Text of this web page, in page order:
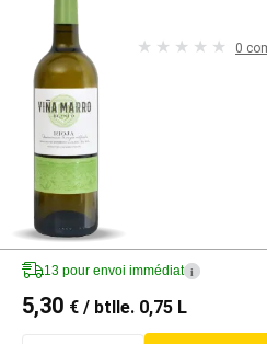
0
13 pour envoi immédiat i
5,30 € / btlle. 0,75 L